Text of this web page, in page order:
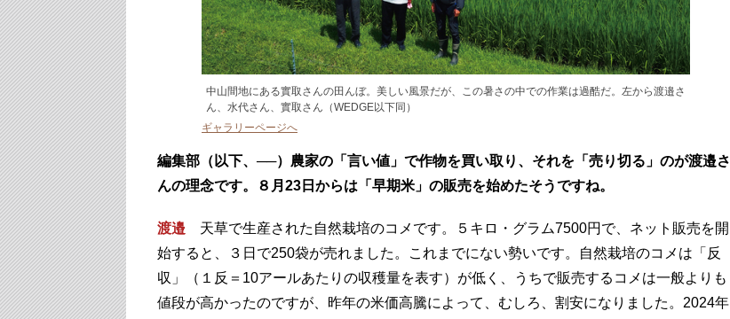
中山間地にある實取さんの田んぼ。美しい風景だが、この暑さの中での作業は過酷だ。左から渡邉さ
ん、水代さん、實取さん（WEDGE以下同）
ギャラリーページへ
編集部（以下、──）農家の「言い値」で作物を買い取り、それを「売り切る」のが渡邉さ
んの理念です。８月23日からは「早期米」の販売を始めたそうですね。
渡邉 天草で生産された自然栽培のコメです。５キロ・グラム7500円で、ネット販売を開
始すると、３日で250袋が売れました。これまでにない勢いです。自然栽培のコメは「反
収」（１反＝10アールあたりの収穫量を表す）が低く、うちで販売するコメは一般よりも
値段が高かったのですが、昨年の米価高騰によって、むしろ、割安になりました。2024年